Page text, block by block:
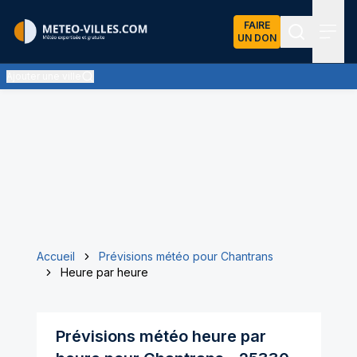
FAIRE
UN DON
Accueil
Prévisions météo pour Chantrans
Heure par heure
Prévisions météo heure par